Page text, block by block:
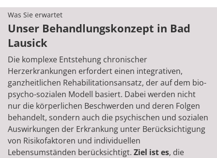
Was Sie erwartet
Unser Behandlungskonzept in Bad
Lausick
Die komplexe Entstehung chronischer
Herzerkrankungen erfordert einen integrativen,
ganzheitlichen Rehabilitationsansatz, der auf dem bio-
psycho-sozialen Modell basiert. Dabei werden nicht
nur die körperlichen Beschwerden und deren Folgen
behandelt, sondern auch die psychischen und sozialen
Auswirkungen der Erkrankung unter Berücksichtigung
von Risikofaktoren und individuellen
Lebensumständen berücksichtigt. Ziel ist es, die